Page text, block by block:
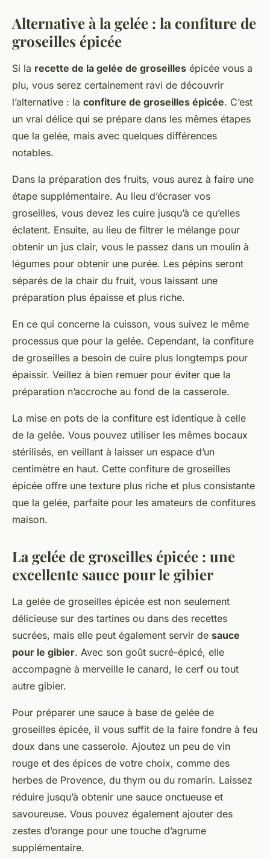
Alternative à la gelée : la confiture de
groseilles épicée
Si la recette de la gelée de groseilles épicée vous a
plu, vous serez certainement ravi de découvrir
l’alternative : la confiture de groseilles épicée. C’est
un vrai délice qui se prépare dans les mêmes étapes
que la gelée, mais avec quelques différences
notables.
Dans la préparation des fruits, vous aurez à faire une
étape supplémentaire. Au lieu d’écraser vos
groseilles, vous devez les cuire jusqu’à ce qu’elles
éclatent. Ensuite, au lieu de filtrer le mélange pour
obtenir un jus clair, vous le passez dans un moulin à
légumes pour obtenir une purée. Les pépins seront
séparés de la chair du fruit, vous laissant une
préparation plus épaisse et plus riche.
En ce qui concerne la cuisson, vous suivez le même
processus que pour la gelée. Cependant, la confiture
de groseilles a besoin de cuire plus longtemps pour
épaissir. Veillez à bien remuer pour éviter que la
préparation n’accroche au fond de la casserole.
La mise en pots de la confiture est identique à celle
de la gelée. Vous pouvez utiliser les mêmes bocaux
stérilisés, en veillant à laisser un espace d’un
centimètre en haut. Cette confiture de groseilles
épicée offre une texture plus riche et plus consistante
que la gelée, parfaite pour les amateurs de confitures
maison.
La gelée de groseilles épicée : une
excellente sauce pour le gibier
La gelée de groseilles épicée est non seulement
délicieuse sur des tartines ou dans des recettes
sucrées, mais elle peut également servir de sauce
pour le gibier. Avec son goût sucré-épicé, elle
accompagne à merveille le canard, le cerf ou tout
autre gibier.
Pour préparer une sauce à base de gelée de
groseilles épicée, il vous suffit de la faire fondre à feu
doux dans une casserole. Ajoutez un peu de vin
rouge et des épices de votre choix, comme des
herbes de Provence, du thym ou du romarin. Laissez
réduire jusqu’à obtenir une sauce onctueuse et
savoureuse. Vous pouvez également ajouter des
zestes d’orange pour une touche d’agrume
supplémentaire.